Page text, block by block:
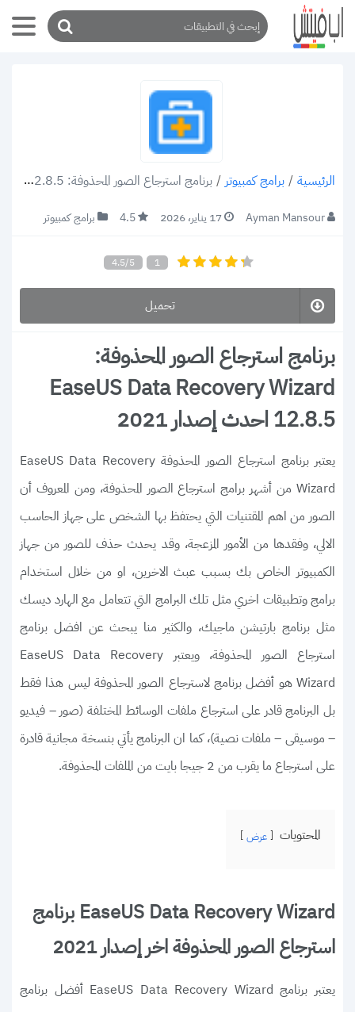
الرئيسية / برامج كمبيوتر / برنامج استرجاع الصور المحذوفة: EaseUS Data Recovery Wizard 12.8.5 احدث إصدار 2021
Ayman Mansour 17 يناير، 2026 4.5 برامج كمبيوتر
4.5/5 1
تحميل
برنامج استرجاع الصور المحذوفة:
EaseUS Data Recovery Wizard
12.8.5 احدث إصدار 2021
يعتبر برنامج استرجاع الصور المحذوفة EaseUS Data Recovery
Wizard من أشهر برامج استرجاع الصور المحذوفة، ومن المعروف أن
الصور من اهم المقتنيات التي يحتفظ بها الشخص على جهاز الحاسب
الالي، وفقدها من الأمور المزعجة، وقد يحدث حذف للصور من جهاز
الكمبيوتر الخاص بك بسبب عبث الاخرين، او من خلال استخدام
برامج وتطبيقات اخري مثل تلك البرامج التي تتعامل مع الهارد ديسك
مثل برنامج بارتيشن ماجيك، والكثير منا يبحث عن افضل برنامج
استرجاع الصور المحذوفة، ويعتبر EaseUS Data Recovery
Wizard هو أفضل برنامج لاسترجاع الصور المحذوفة ليس هذا فقط
بل البرنامج قادر على استرجاع ملفات الوسائط المختلفة (صور – فيديو
– موسيقى – ملفات نصية)، كما ان البرنامج يأتي بنسخة مجانية قادرة
على استرجاع ما يقرب من 2 جيجا بايت من الملفات المحذوفة.
المحتويات عرض
EaseUS Data Recovery Wizard برنامج
استرجاع الصور المحذوفة اخر إصدار 2021
يعتبر برنامج EaseUS Data Recovery Wizard أفضل برنامج